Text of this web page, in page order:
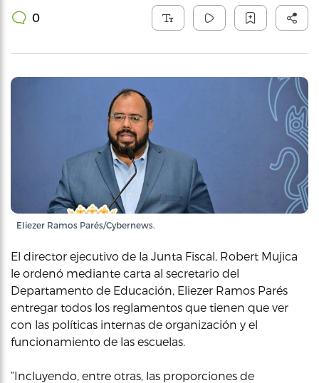
0
Eliezer Ramos Parés/Cybernews.
El director ejecutivo de la Junta Fiscal, Robert Mujica
le ordenó mediante carta al secretario del
Departamento de Educación, Eliezer Ramos Parés
entregar todos los reglamentos que tienen que ver
con las políticas internas de organización y el
funcionamiento de las escuelas.
“Incluyendo, entre otras, las proporciones de